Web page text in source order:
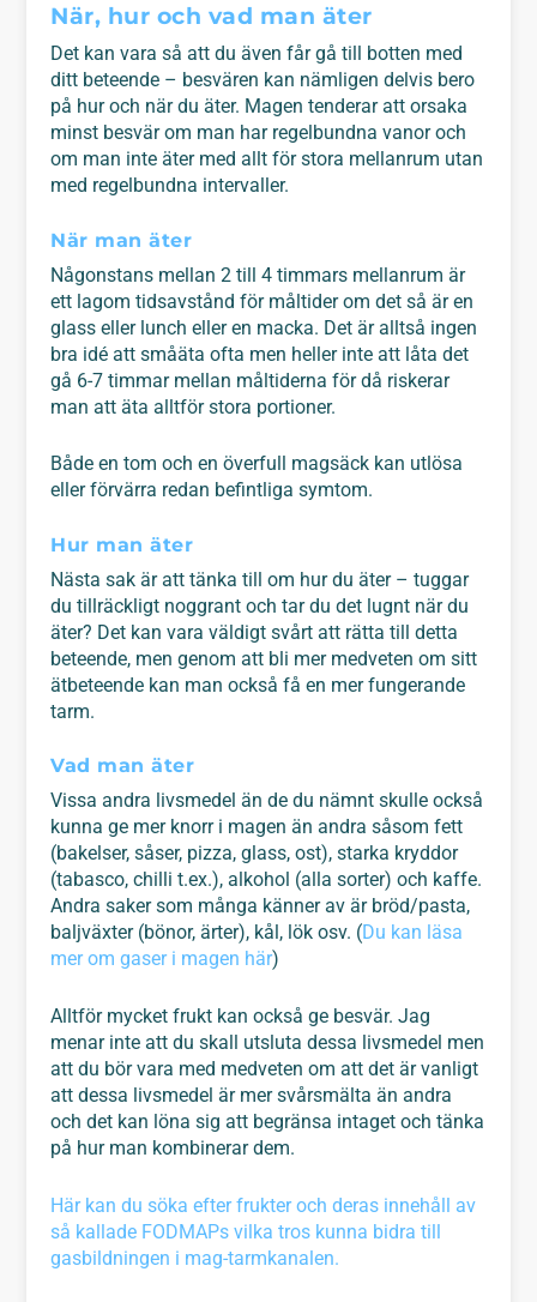
När, hur och vad man äter
Det kan vara så att du även får gå till botten med
ditt beteende – besvären kan nämligen delvis bero
på hur och när du äter. Magen tenderar att orsaka
minst besvär om man har regelbundna vanor och
om man inte äter med allt för stora mellanrum utan
med regelbundna intervaller.
När man äter
Någonstans mellan 2 till 4 timmars mellanrum är
ett lagom tidsavstånd för måltider om det så är en
glass eller lunch eller en macka. Det är alltså ingen
bra idé att småäta ofta men heller inte att låta det
gå 6-7 timmar mellan måltiderna för då riskerar
man att äta alltför stora portioner.
Både en tom och en överfull magsäck kan utlösa
eller förvärra redan befintliga symtom.
Hur man äter
Nästa sak är att tänka till om hur du äter – tuggar
du tillräckligt noggrant och tar du det lugnt när du
äter? Det kan vara väldigt svårt att rätta till detta
beteende, men genom att bli mer medveten om sitt
ätbeteende kan man också få en mer fungerande
tarm.
Vad man äter
Vissa andra livsmedel än de du nämnt skulle också
kunna ge mer knorr i magen än andra såsom fett
(bakelser, såser, pizza, glass, ost), starka kryddor
(tabasco, chilli t.ex.), alkohol (alla sorter) och kaffe.
Andra saker som många känner av är bröd/pasta,
baljväxter (bönor, ärter), kål, lök osv. (Du kan läsa
mer om gaser i magen här)
Alltför mycket frukt kan också ge besvär. Jag
menar inte att du skall utsluta dessa livsmedel men
att du bör vara med medveten om att det är vanligt
att dessa livsmedel är mer svårsmälta än andra
och det kan löna sig att begränsa intaget och tänka
på hur man kombinerar dem.
Här kan du söka efter frukter och deras innehåll av
så kallade FODMAPs vilka tros kunna bidra till
gasbildningen i mag-tarmkanalen.